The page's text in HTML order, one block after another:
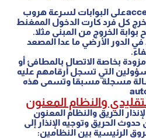
تعطيل خاصية الــ accessعلى البوابات لسرعة هروب
كل فرد كارت الدخول الممغنط
الخروج من المبنى مثلا.
الدور الأرضي ما عدا المصعد
بخاصة الاتصال بالمطافئ أو
التي تسجل أرقامهم عليه
مسجلة مسبقا وتسمى هذه
والنظام المعنون
الحريق والنظام المعنون
الحريق وتوجيه الإنذار إلى
الرئيسية بين النظامين: